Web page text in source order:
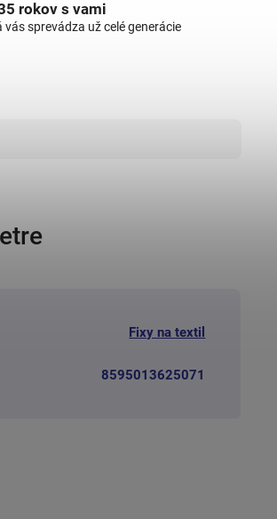
rokov s vami
sprevádza už celé generácie
Fixy na textil
8595013625071